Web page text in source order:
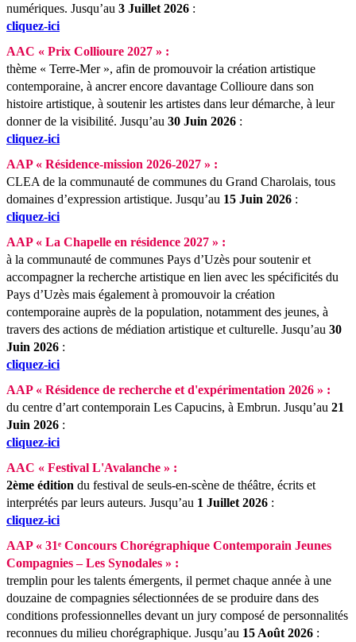
numériques. Jusqu’au 3 Juillet 2026 :
cliquez-ici
AAC « Prix Collioure 2027 » :
thème « Terre-Mer », afin de promouvoir la création artistique
contemporaine, à ancrer encore davantage Collioure dans son
histoire artistique, à soutenir les artistes dans leur démarche, à leur
donner de la visibilité. Jusqu’au 30 Juin 2026 :
cliquez-ici
AAP « Résidence-mission 2026-2027 » :
CLEA de la communauté de communes du Grand Charolais, tous
domaines d’expression artistique. Jusqu’au 15 Juin 2026 :
cliquez-ici
AAP « La Chapelle en résidence 2027 » :
à la communauté de communes Pays d’Uzès pour soutenir et
accompagner la recherche artistique en lien avec les spécificités du
Pays d’Uzès mais également à promouvoir la création
contemporaine auprès de la population, notamment des jeunes, à
travers des actions de médiation artistique et culturelle. Jusqu’au 30
Juin 2026 :
cliquez-ici
AAP « Résidence de recherche et d'expérimentation 2026 » :
du centre d’art contemporain Les Capucins, à Embrun. Jusqu’au 21
Juin 2026 :
cliquez-ici
AAC « Festival L'Avalanche » :
2ème édition du festival de seuls-en-scène de théâtre, écrits et
interprétés par leurs auteurs. Jusqu’au 1 Juillet 2026 :
cliquez-ici
AAP « 31ᵉ Concours Chorégraphique Contemporain Jeunes
Compagnies – Les Synodales » :
tremplin pour les talents émergents, il permet chaque année à une
douzaine de compagnies sélectionnées de se produire dans des
conditions professionnelles devant un jury composé de personnalités
reconnues du milieu chorégraphique. Jusqu’au 15 Août 2026 :